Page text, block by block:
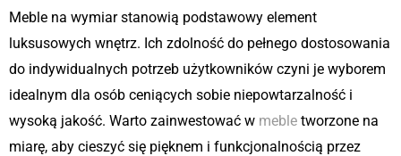
Meble na wymiar stanowią podstawowy element
luksusowych wnętrz. Ich zdolność do pełnego dostosowania
do indywidualnych potrzeb użytkowników czyni je wyborem
idealnym dla osób ceniących sobie niepowtarzalność i
wysoką jakość. Warto zainwestować w meble tworzone na
miarę, aby cieszyć się pięknem i funkcjonalnością przez